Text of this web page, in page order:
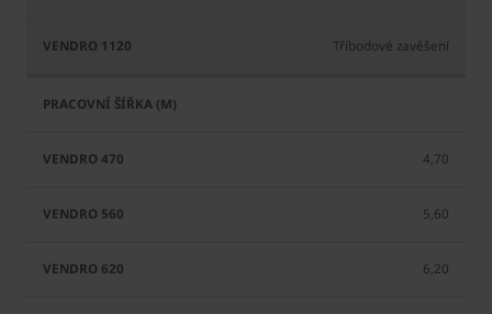
Tříbodové zavěšení
4,70
5,60
6,20